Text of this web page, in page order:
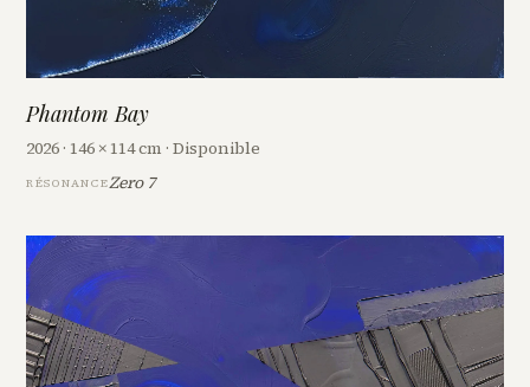
Phantom Bay
2026 · 146 × 114 cm · Disponible
RÉSONANCEZero 7